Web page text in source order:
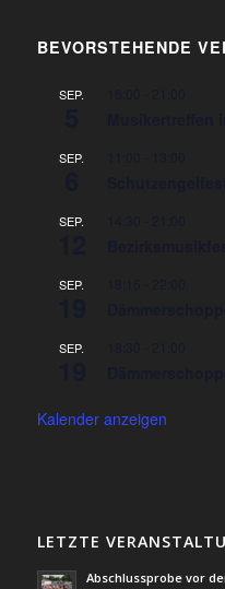
BEVORSTEHENDE
SEP.
SEP.
SEP.
SEP.
SEP.
Kalender anzeigen
LETZTE
Abschlussprobe vor